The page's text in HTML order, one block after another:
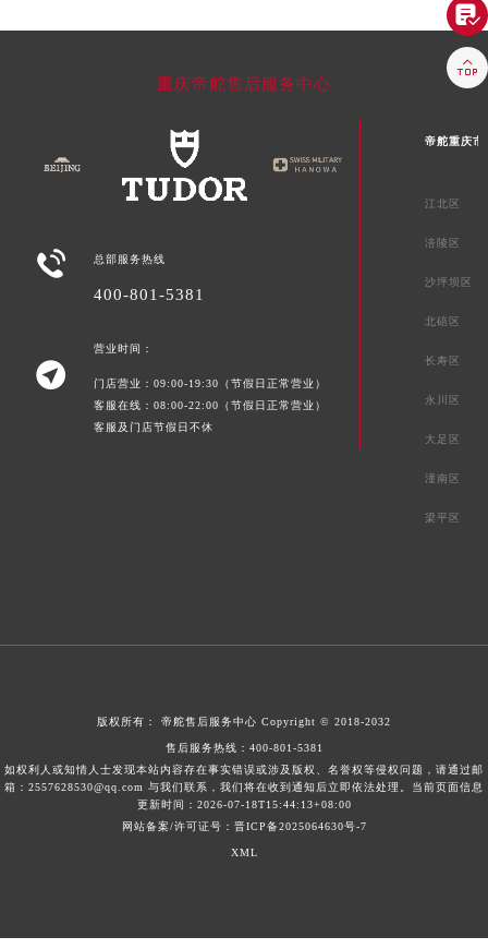
重庆帝舵售后服务中心
 总部服务热线
400-801-5381

营业时间：
门店营业：09:00-19:30（节假日正常营业）
客服在线：08:00-22:00（节假日正常营业）
客服及门店节假日不休
帝舵重庆市
江北区
涪陵区
沙坪坝区
北碚区
长寿区
永川区
大足区
潼南区
梁平区
版权所有： 帝舵售后服务中心 Copyright © 2018-2032
售后服务热线： 400-801-5381
如权利人或知情人士发现本站内容存在事实错误或涉及版权、名誉权等侵权问题，请通过邮
箱：2557628530@qq.com 与我们联系，我们将在收到通知后立即依法处理。当前页面信息
更新时间：2026-07-18T15:44:13+08:00
网站备案/许可证号：晋ICP备2025064630号-7
XML

